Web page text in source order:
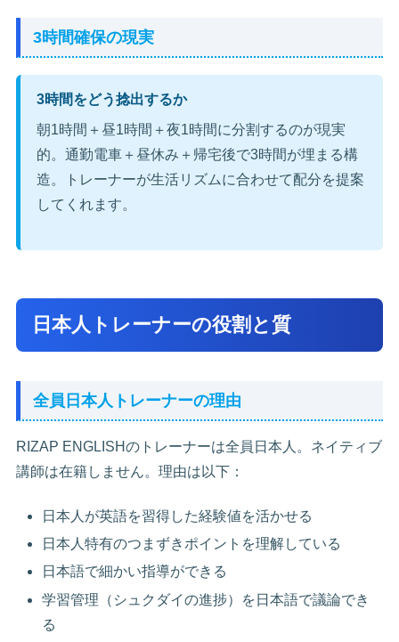
3時間確保の現実
3時間をどう捻出するか
朝1時間＋昼1時間＋夜1時間に分割するのが現実
的。通勤電車＋昼休み＋帰宅後で3時間が埋まる構
造。トレーナーが生活リズムに合わせて配分を提案
してくれます。
日本人トレーナーの役割と質
全員日本人トレーナーの理由
RIZAP ENGLISHのトレーナーは全員日本人。ネイティブ
講師は在籍しません。理由は以下：
日本人が英語を習得した経験値を活かせる
日本人特有のつまずきポイントを理解している
日本語で細かい指導ができる
学習管理（シュクダイの進捗）を日本語で議論でき
る